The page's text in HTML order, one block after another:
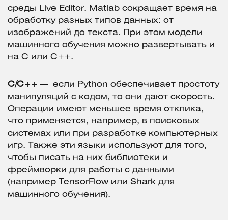
среды Live Editor. Matlab сокращает время на
обработку разных типов данных: от
изображений до текста. При этом модели
машинного обучения можно развертывать и
на C или С++.
С/С++ —
если Python обеспечивает простоту
манипуляций с кодом, то они дают скорость.
Операции имеют меньшее время отклика,
что применяется, например, в поисковых
системах или при разработке компьютерных
игр. Также эти языки используют для того,
чтобы писать на них библиотеки и
фреймворки для работы с данными
(например TensorFlow или Shark для
машинного обучения).